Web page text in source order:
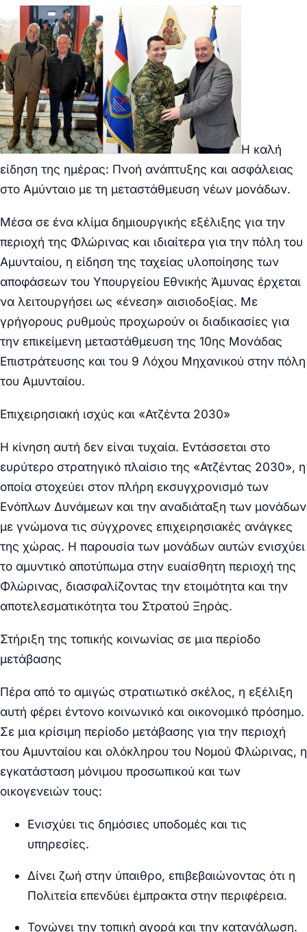
Η καλή
είδηση της ημέρας: Πνοή ανάπτυξης και ασφάλειας
στο Αμύνταιο με τη μεταστάθμευση νέων μονάδων.
Μέσα σε ένα κλίμα δημιουργικής εξέλιξης για την
περιοχή της Φλώρινας και ιδιαίτερα για την πόλη του
Αμυνταίου, η είδηση της ταχείας υλοποίησης των
αποφάσεων του Υπουργείου Εθνικής Άμυνας έρχεται
να λειτουργήσει ως «ένεση» αισιοδοξίας. Με
γρήγορους ρυθμούς προχωρούν οι διαδικασίες για
την επικείμενη μεταστάθμευση της 10ης Μονάδας
Επιστράτευσης και του 9 Λόχου Μηχανικού στην πόλη
του Αμυνταίου.
Επιχειρησιακή ισχύς και «Ατζέντα 2030»
Η κίνηση αυτή δεν είναι τυχαία. Εντάσσεται στο
ευρύτερο στρατηγικό πλαίσιο της «Ατζέντας 2030», η
οποία στοχεύει στον πλήρη εκσυγχρονισμό των
Ενόπλων Δυνάμεων και την αναδιάταξη των μονάδων
με γνώμονα τις σύγχρονες επιχειρησιακές ανάγκες
της χώρας. Η παρουσία των μονάδων αυτών ενισχύει
το αμυντικό αποτύπωμα στην ευαίσθητη περιοχή της
Φλώρινας, διασφαλίζοντας την ετοιμότητα και την
αποτελεσματικότητα του Στρατού Ξηράς.
Στήριξη της τοπικής κοινωνίας σε μια περίοδο
μετάβασης
Πέρα από το αμιγώς στρατιωτικό σκέλος, η εξέλιξη
αυτή φέρει έντονο κοινωνικό και οικονομικό πρόσημο.
Σε μια κρίσιμη περίοδο μετάβασης για την περιοχή
του Αμυνταίου και ολόκληρου του Νομού Φλώρινας, η
εγκατάσταση μόνιμου προσωπικού και των
οικογενειών τους:
Ενισχύει τις δημόσιες υποδομές και τις
υπηρεσίες.
Δίνει ζωή στην ύπαιθρο, επιβεβαιώνοντας ότι η
Πολιτεία επενδύει έμπρακτα στην περιφέρεια.
Τονώνει την τοπική αγορά και την κατανάλωση.